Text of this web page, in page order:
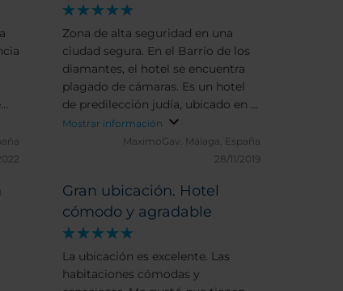
Gran ubicación. Hotel
cómodo y agradable
La ubicación es excelente. Las
habitaciones cómodas y
Zona de alta seguridad en una
ciudad segura. En el Barrio de los
diamantes, el hotel se encuentra
plagado de cámaras. Es un hotel
de predilección judía, ubicado en el
Barrio judío al lado de la estación
de tren. Los recepcionistas de la
guapos y simpáticos. Por la noche,
cambia el cuento y las peticiones
son a recepcionistas judíos que
check out. Salvo el wifi del hotel,
que tiene serios problemas, la
Mostrar información
MaximoGav. Málaga, España
28/11/2019